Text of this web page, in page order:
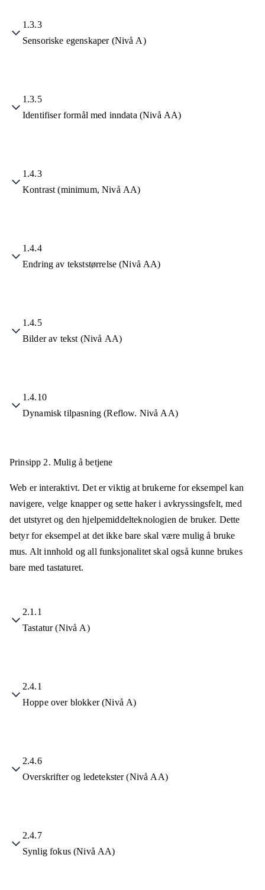
1.3.3
Sensoriske egenskaper (Nivå A)
1.3.5
Identifiser formål med inndata (Nivå AA)
1.4.3
Kontrast (minimum, Nivå AA)
1.4.4
Endring av tekststørrelse (Nivå AA)
1.4.5
Bilder av tekst (Nivå AA)
1.4.10
Dynamisk tilpasning (Reflow. Nivå AA)
Prinsipp 2. Mulig å betjene
Web er interaktivt. Det er viktig at brukerne for eksempel kan
navigere, velge knapper og sette haker i avkryssingsfelt, med
det utstyret og den hjelpemiddelteknologien de bruker. Dette
betyr for eksempel at det ikke bare skal være mulig å bruke
mus. Alt innhold og all funksjonalitet skal også kunne brukes
bare med tastaturet.
2.1.1
Tastatur (Nivå A)
2.4.1
Hoppe over blokker (Nivå A)
2.4.6
Overskrifter og ledetekster (Nivå AA)
2.4.7
Synlig fokus (Nivå AA)